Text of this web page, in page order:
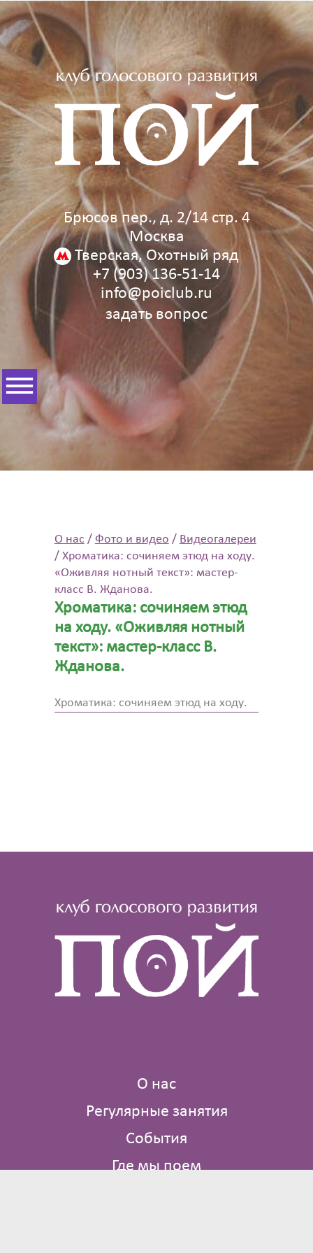
Брюсов пер., д. 2/14 стр. 4
Москва
Тверская, Охотный ряд
+7 (903) 136‑51‑14
info@poiclub.ru
задать вопрос
О нас / Фото и видео / Видеогалереи
/ Хроматика: сочиняем этюд на ходу.
«Оживляя нотный текст»: мастер-
класс В. Жданова.
Хроматика: сочиняем этюд
на ходу. «Оживляя нотный
текст»: мастер-класс В.
Жданова.
Хроматика: сочиняем этюд на ходу.
О нас
Регулярные занятия
События
Где мы поем